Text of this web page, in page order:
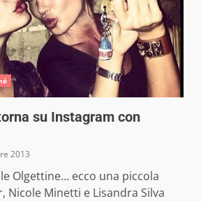
su Instagram con
2013
Olgettine… ecco una piccola
Nicole Minetti e Lisandra Silva